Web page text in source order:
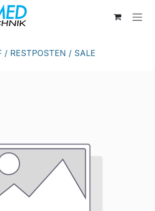
/ RESTPOSTEN / SALE